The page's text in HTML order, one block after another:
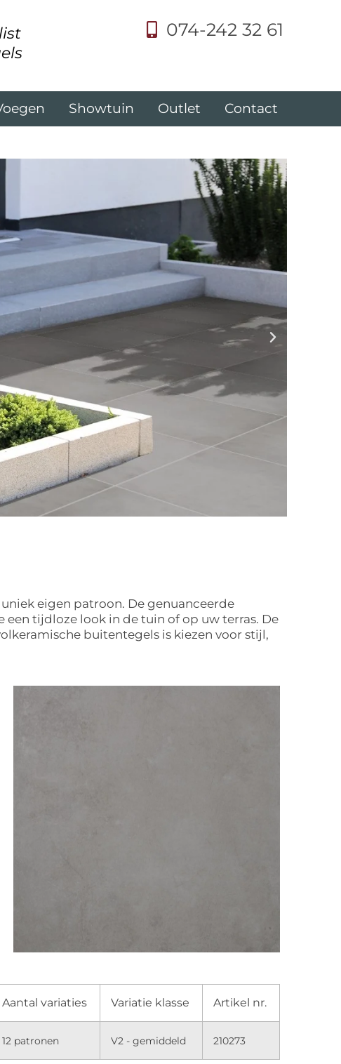
074-242 32 61
Showtuin Outlet Contact
eigen patroon. De genuanceerde
tijdloze look in de tuin of op uw terras. De
buitentegels is kiezen voor stijl,
Aantal variaties Variatie klasse Artikel nr.
12 patronen V2 - gemiddeld 210273